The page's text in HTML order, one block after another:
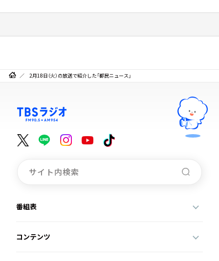
2月18日（火）の放送で紹介した「都民ニュース」
番組表
コンテンツ